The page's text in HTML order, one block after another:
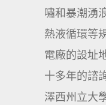
嘯和暴潮湧
熱液循環等
電廠的設址
十多年的諮
澤西州立大